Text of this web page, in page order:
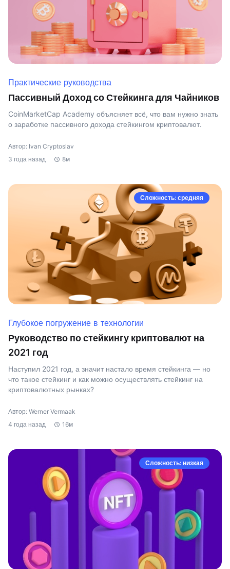
Практические руководства
Пассивный Доход со Стейкинга для Чайников
CoinMarketCap Academy объясняет всё, что вам нужно знать
о заработке пассивного дохода стейкингом криптовалют.
Автор: Ivan Cryptoslav
3 года назад
8м
Сложность: средняя
Глубокое погружение в технологии
Руководство по стейкингу криптовалют на
2021 год
Наступил 2021 год, а значит настало время стейкинга — но
что такое стейкинг и как можно осуществлять стейкинг на
криптовалютных рынках?
Автор: Werner Vermaak
4 года назад
16м
Сложность: низкая